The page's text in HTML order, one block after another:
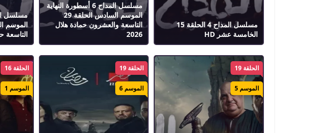
مسلسل المداح 4 الحلقة 15
الخامسة عشر HD
مسلسل المداح 6 أسطورة النهاية
الموسم السادس الحلقة 29
التاسعة والعشرون حمادة هلال
2026
التاسعة
الحلقة 19
الموسم 5
الحلقة 19
الموسم 6
الحلقة 16
الموسم 1